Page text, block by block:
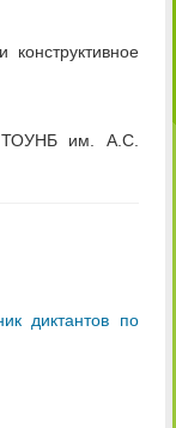
ТОУНБ им. А.С.
диктантов по